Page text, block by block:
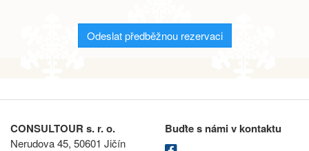
Odeslat předběžnou rezervaci
CONSULTOUR s. r. o.
Nerudova 45, 50601 Jičín
Buďte s námi v kontaktu